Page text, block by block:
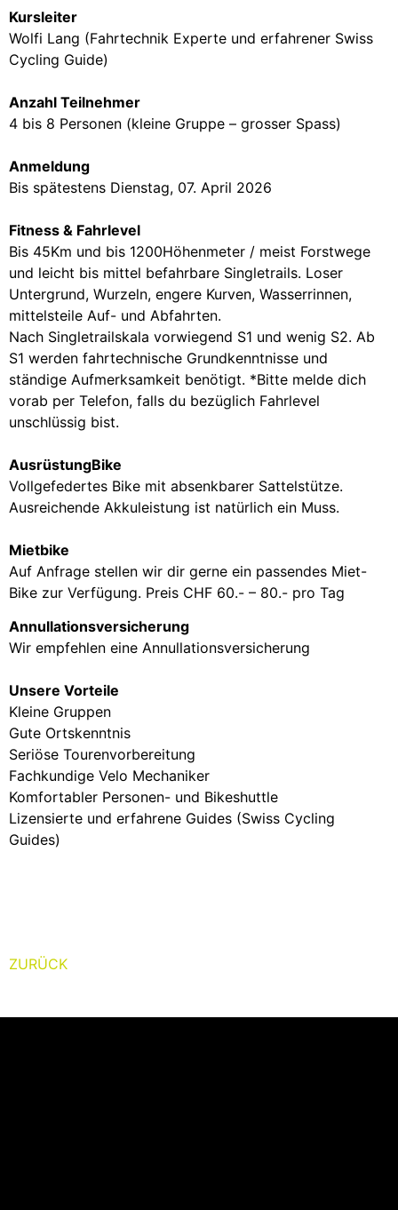
Kursleiter
Wolfi Lang (Fahrtechnik Experte und erfahrener Swiss
Cycling Guide)
Anzahl Teilnehmer
4 bis 8 Personen (kleine Gruppe – grosser Spass)
Anmeldung
Bis spätestens Dienstag, 07. April 2026
Fitness & Fahrlevel
Bis 45Km und bis 1200Höhenmeter / meist Forstwege
und leicht bis mittel befahrbare Singletrails. Loser
Untergrund, Wurzeln, engere Kurven, Wasserrinnen,
mittelsteile Auf- und Abfahrten.
Nach Singletrailskala vorwiegend S1 und wenig S2. Ab
S1 werden fahrtechnische Grundkenntnisse und
ständige Aufmerksamkeit benötigt. *Bitte melde dich
vorab per Telefon, falls du bezüglich Fahrlevel
unschlüssig bist.
AusrüstungBike
Vollgefedertes Bike mit absenkbarer Sattelstütze.
Ausreichende Akkuleistung ist natürlich ein Muss.
Mietbike
Auf Anfrage stellen wir dir gerne ein passendes Miet-
Bike zur Verfügung. Preis CHF 60.- – 80.- pro Tag
Annullationsversicherung
Wir empfehlen eine Annullationsversicherung
Unsere Vorteile
Kleine Gruppen
Gute Ortskenntnis
Seriöse Tourenvorbereitung
Fachkundige Velo Mechaniker
Komfortabler Personen- und Bikeshuttle
Lizensierte und erfahrene Guides (Swiss Cycling
Guides)
ZURÜCK